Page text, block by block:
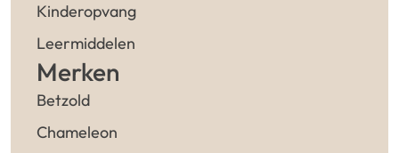
Kinderopvang
Leermiddelen
Merken
Betzold
Chameleon